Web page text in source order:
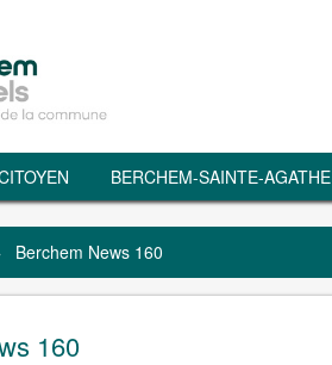
BERCHEM-SAINTE-AGATHE
Berchem News 160
160